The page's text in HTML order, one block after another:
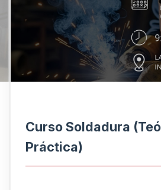
Curso Soldadura
Práctica)